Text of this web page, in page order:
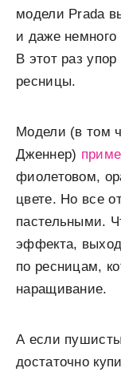
модели Prada
и даже
В этот раз
ресницы.
Модели (в том
Дженнер)
фиолетовом,
цвете. Но все
пастельными.
эффекта,
по ресницам,
наращивание.
А если
достаточно